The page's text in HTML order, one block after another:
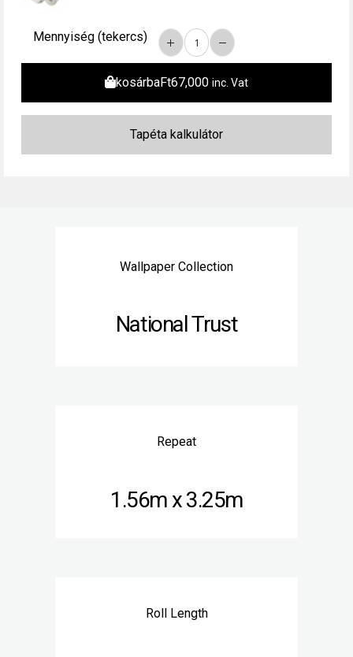
Mennyiség (tekercs)
kosárbaFt67,000 inc. Vat
Wallpaper Collection
National Trust
Repeat
1.56m x 3.25m
Roll Length